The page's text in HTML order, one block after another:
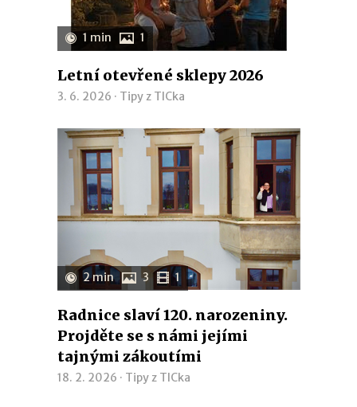
1 min 1
Letní otevřené sklepy 2026
3. 6. 2026 · Tipy z TICka
2 min 3 1
Radnice slaví 120. narozeniny.
Projděte se s námi jejími
tajnými zákoutími
18. 2. 2026 · Tipy z TICka